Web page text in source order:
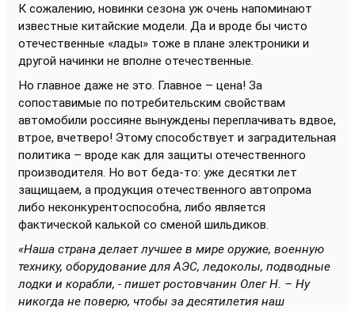
К сожалению, новинки сезона уж очень напоминают
известные китайские модели. Да и вроде бы чисто
отечественные «лады» тоже в плане электроники и
другой начинки не вполне отечественные.
Но главное даже не это. Главное – цена! За
сопоставимые по потребительским свойствам
автомобили россияне вынуждены переплачивать вдвое,
втрое, вчетверо! Этому способствует и заградительная
политика – вроде как для защиты отечественного
производителя. Но вот беда-то: уже десятки лет
защищаем, а продукция отечественного автопрома
либо неконкурентоспособна, либо является
фактической калькой со сменой шильдиков.
«Наша страна делает лучшее в мире оружие, военную
технику, оборудование для АЭС, ледоколы, подводные
лодки и корабли, - пишет ростовчанин Олег Н. – Ну
никогда не поверю, чтобы за десятилетия наш